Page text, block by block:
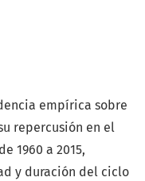
empírica sobre
repercusión en el
1960 a 2015,
y duración del ciclo